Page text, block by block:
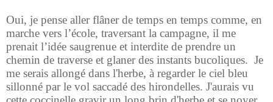
Oui, je pense aller flâner de temps en temps comme, en
marche vers l’école, traversant la campagne, il me
prenait l’idée saugrenue et interdite de prendre un
chemin de traverse et glaner des instants bucoliques. Je
me serais allongé dans l'herbe, à regarder le ciel bleu
sillonné par le vol saccadé des hirondelles. J'aurais vu